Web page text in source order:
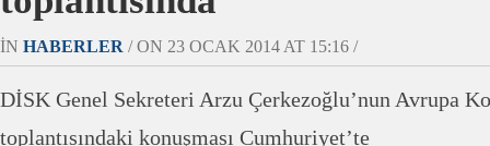
IN HABERLER / ON 23 OCAK 2014 AT 15:16 /
DİSK Genel Sekreteri Arzu Çerkezoğlu’nun Avrupa
toplantısındaki konuşması Cumhuriyet’te